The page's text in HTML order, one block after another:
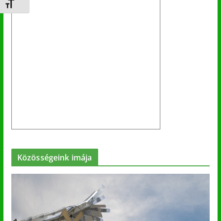
Betűméret váltása
Közösségeink imája